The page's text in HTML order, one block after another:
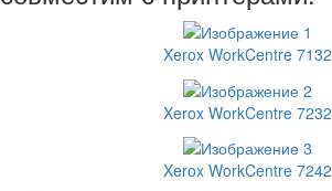
Xerox WorkCentre 7132
Xerox WorkCentre 7232
Xerox WorkCentre 7242